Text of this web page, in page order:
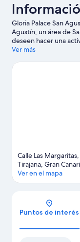
Gloria Palace San
Agustín, un área de
deseen hacer una
Maspalomas y
Centro comercial
Ver más
Calle Las
Tirajana, Gran
Ver en el mapa
Puntos de interés